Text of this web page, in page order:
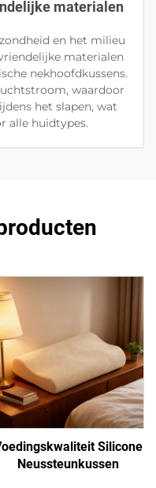
materialen
en het milieu
materialen
nekhoofdkussens.
waardoor
het slapen, wat
alle huidtypes.
Silicone
Neussteunkussen